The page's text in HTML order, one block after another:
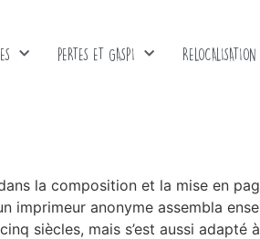
PERTES ET GASPI
la composition et la mise en
imprimeur anonyme assembla
siècles, mais s’est aussi adapté